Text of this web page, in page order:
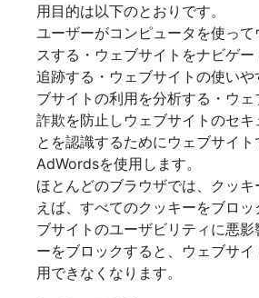
用目的は以下のとおりです。
ユーザーがコンピュータを使っ
スする・ウェブサイトをナビゲ
追跡する・ウェブサイトの使い
ブサイトの利用を分析する・ウェ
詐欺を防止しウェブサイトのセキ
とを認識するためにウェブサイ
AdWordsを使用します。
ほとんどのブラウザでは、クッ
えば、すべてのクッキーをブロ
ブサイトのユーザビリティに悪
ーをブロックすると、ウェブサ
用できなくなります。